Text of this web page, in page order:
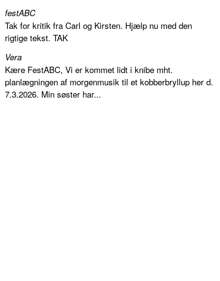
festABC
Tak for kritik fra Carl og Kirsten. Hjælp nu med den
rigtige tekst. TAK
Vera
Kære FestABC, Vi er kommet lidt i knibe mht.
planlægningen af morgenmusik til et kobberbryllup her d.
7.3.2026. Min søster har...